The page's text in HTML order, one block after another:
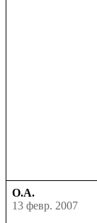
О.А.
13 февр. 2007